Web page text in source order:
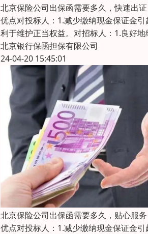
北京保险公司出保函需要多久，快速出
优点对投标人：1.减少缴纳现金保证金
利于维护正当权益。对招标人：1.良好
北京银行保函担保有限公司
24-04-20 15:45:01
北京保险公司出保函需要多久，贴心服
优点对投标人：1.减少缴纳现金保证金